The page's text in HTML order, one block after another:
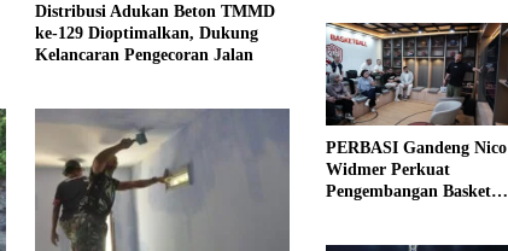
Distribusi Adukan Beton TMMD
ke-129 Dioptimalkan, Dukung
Kelancaran Pengecoran Jalan
PERBASI Gandeng Nico
Widmer Perkuat
Pengembangan Basket